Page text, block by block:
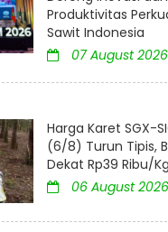
Produktivitas
Sawit Indonesia
07 August 2026
Harga Karet SGX-
(6/8) Turun Tipis,
Dekat Rp39 Ribu/Kg
06 August